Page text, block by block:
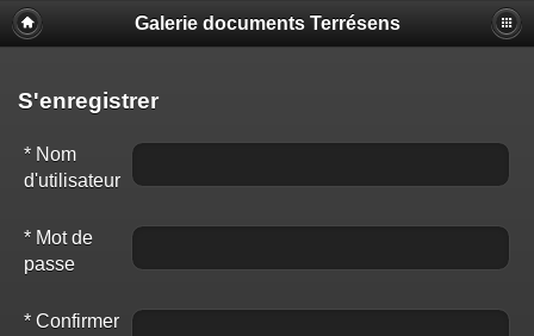
Galerie documents Terrésens
S'enregistrer
* Nom
d'utilisateur
* Mot de
passe
* Confirmer